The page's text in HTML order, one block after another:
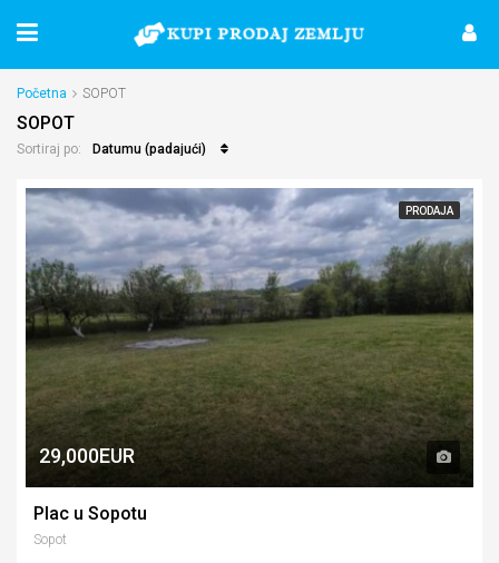
Početna SOPOT
SOPOT
Sortiraj po: Datumu (padajući)
PRODAJA
29,000EUR
Plac u Sopotu
Sopot